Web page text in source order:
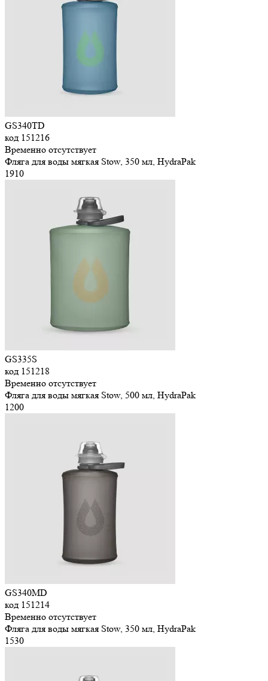
GS340TD
код 151216
Временно отсутствует
Фляга для воды мягкая Stow, 350 мл, HydraPak
1910
GS335S
код 151218
Временно отсутствует
Фляга для воды мягкая Stow, 500 мл, HydraPak
1200
GS340MD
код 151214
Временно отсутствует
Фляга для воды мягкая Stow, 350 мл, HydraPak
1 530